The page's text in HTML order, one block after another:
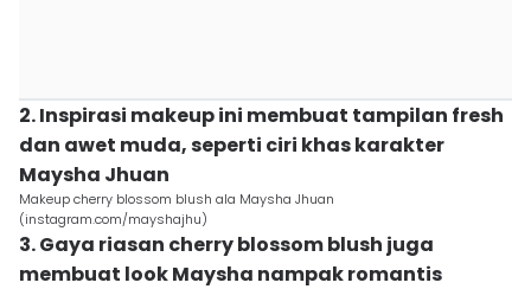
2. Inspirasi makeup ini membuat tampilan fresh
dan awet muda, seperti ciri khas karakter
Maysha Jhuan
Makeup cherry blossom blush ala Maysha Jhuan
(instagram.com/mayshajhu)
3. Gaya riasan cherry blossom blush juga
membuat look Maysha nampak romantis